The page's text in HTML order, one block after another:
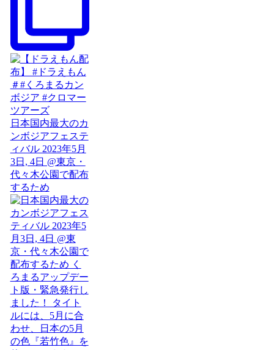
日本国内最大のカ
ンボジアフェステ
ィバル 2023年5月
3日, 4日 @東京・
代々木公園で配布
するため